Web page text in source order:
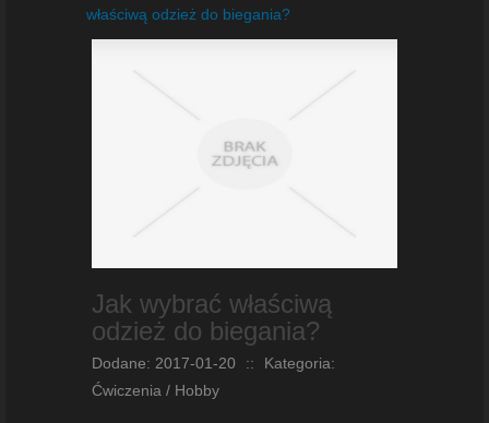
właściwą odzież do biegania?
Jak wybrać właściwą
odzież do biegania?
Dodane: 2017-01-20 ::
Kategoria:
Ćwiczenia / Hobby